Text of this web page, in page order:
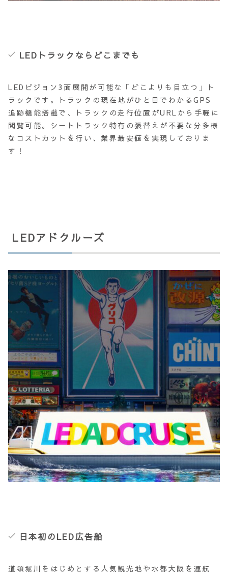
LEDトラックならどこまでも
LEDビジョン3面展開が可能な「どこよりも目立つ」ト
ラックです。トラックの現在地がひと目でわかるGPS
追跡機能搭載で、トラックの走行位置がURLから手軽に
閲覧可能。シートトラック特有の張替えが不要な分多様
なコストカットを行い、業界最安値を実現しておりま
す！
LEDアドクルーズ
日本初のLED広告船
道頓堀川をはじめとする人気観光地や水都大阪を運航